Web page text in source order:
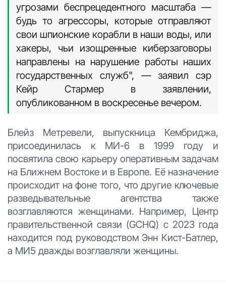
угрозами беспрецедентного масштаба —
будь то агрессоры, которые отправляют
свои шпионские корабли в наши воды, или
хакеры, чьи изощренные киберзаговоры
направлены на нарушение работы наших
государственных служб", — заявил сэр
Кейр Стармер в заявлении,
опубликованном в воскресенье вечером.
Блейз Метревели, выпускница Кембриджа,
присоединилась к МИ-6 в 1999 году и
посвятила свою карьеру оперативным задачам
на Ближнем Востоке и в Европе. Её назначение
происходит на фоне того, что другие ключевые
разведывательные агентства также
возглавляются женщинами. Например, Центр
правительственной связи (GCHQ) с 2023 года
находится под руководством Энн Кист-Батлер,
а МИ5 дважды возглавляли женщины.